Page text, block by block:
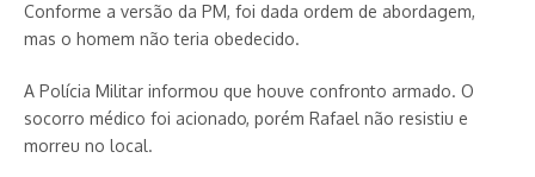
Conforme a versão da PM, foi dada ordem de abordagem,
mas o homem não teria obedecido.
A Polícia Militar informou que houve confronto armado. O
socorro médico foi acionado, porém Rafael não resistiu e
morreu no local.